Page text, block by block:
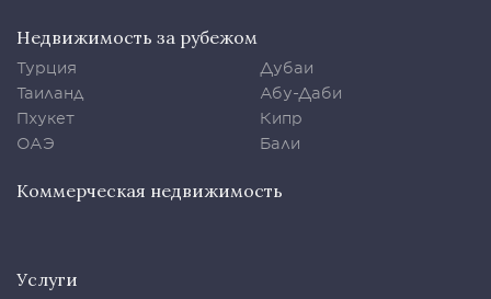
Недвижимость за рубежом
Турция
Таиланд
Пхукет
ОАЭ
Дубаи
Абу-Даби
Кипр
Бали
Коммерческая недвижимость
Услуги